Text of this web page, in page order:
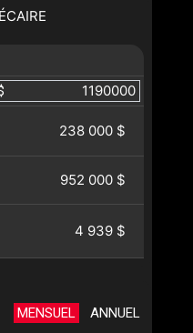
238 000 $
952 000 $
4 939 $
MENSUEL ANNUEL